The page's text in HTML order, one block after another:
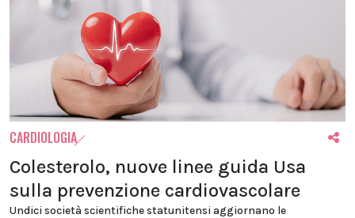
CARDIOLOGIA
Colesterolo, nuove linee guida Usa
sulla prevenzione cardiovascolare
Undici società scientifiche statunitensi aggiornano le